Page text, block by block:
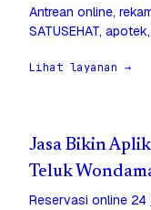
Antrean online,
SATUSEHAT,
Lihat layanan →
Jasa Bikin
Teluk
Reservasi online 24